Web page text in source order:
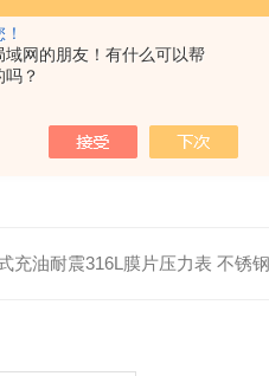
域网的朋友！有什么可以帮
吗？
充油耐震316L膜片压力表 不锈